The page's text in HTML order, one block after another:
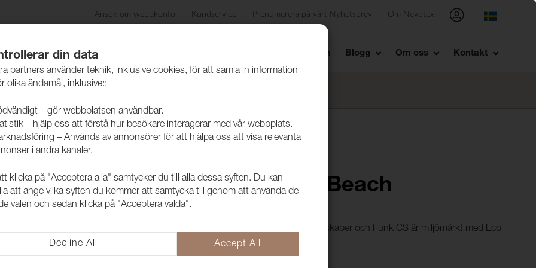
Ansök om webbkonto Kundservice Prenumerera på vårt Nyhetsbrev Om Nevotex
Produkter Skötselråd Showroom Blogg Om oss Kontakt
Tyg Funk CS 9106 Beach
1008501
Trevira CS i retro tappning. Mycket goda egenskaper och Funk CS är miljömärkt med Eco
din data
partners använder teknik, inklusive cookies, för att samla in information
olika ändamål, inklusive::
– gör webbplatsen användbar.
– hjälp oss att förstå hur besökare interagerar med vår webbplats.
– Används av annonsörer för att hjälpa oss att visa relevanta
i andra kanaler.
klicka på "Acceptera alla" samtycker du till alla dessa syften. Du kan
att ange vilka syften du kommer att samtycka till genom att använda de
valen och sedan klicka på "Acceptera valda".
Decline All Accept All